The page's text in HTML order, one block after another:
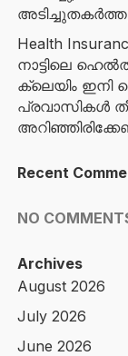
Health
നാട്ടിലെ
ക്ലെയിം ഇനി
പ്രവാസികൾ
Recent
NO
Archives
August 2026
July 2026
June 2026